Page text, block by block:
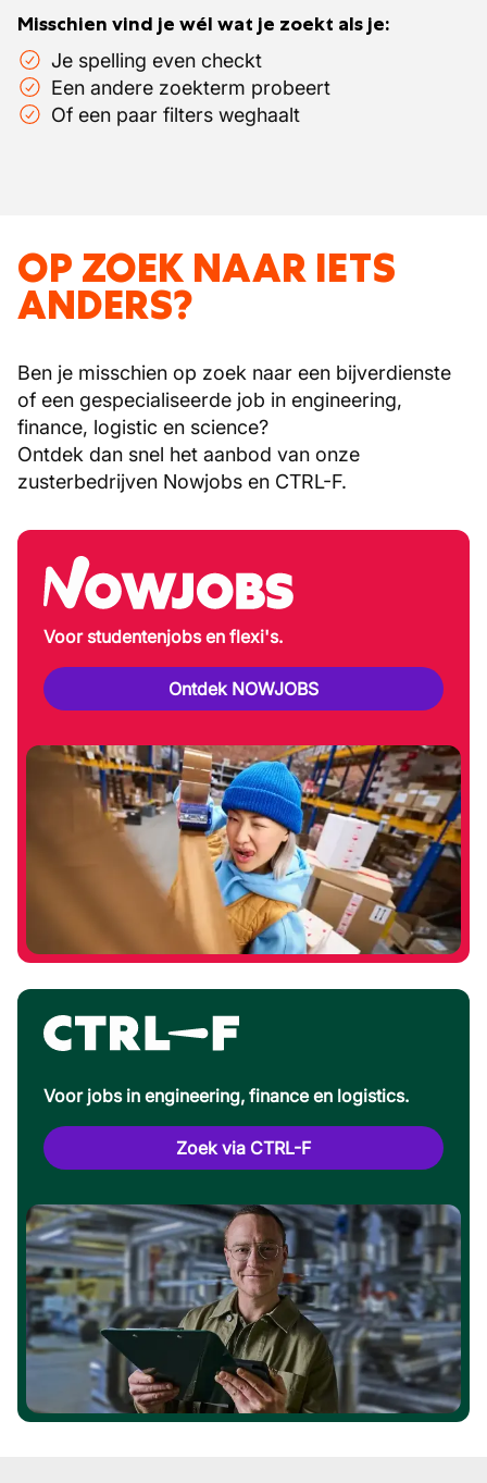
Misschien vind je wél wat je zoekt als je:
Je spelling even checkt
Een andere zoekterm probeert
Of een paar filters weghaalt
OP ZOEK NAAR IETS
ANDERS?
Ben je misschien op zoek naar een bijverdienste
of een gespecialiseerde job in engineering,
finance, logistic en science?
Ontdek dan snel het aanbod van onze
zusterbedrijven Nowjobs en CTRL-F.
Voor studentenjobs en flexi's.
Ontdek NOWJOBS
Voor jobs in engineering, finance en logistics.
Zoek via CTRL-F